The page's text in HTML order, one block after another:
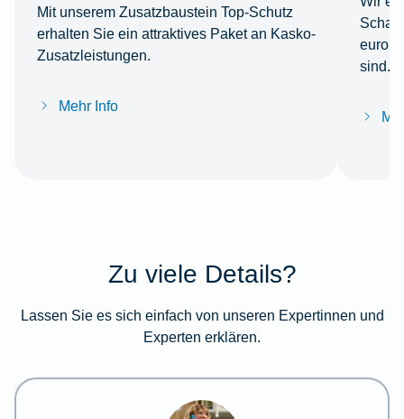
Mit unserem Zusatzbaustein Top-Schutz
erhalten Sie ein attraktives Paket an Kasko-
Zusatzleistungen.
Mehr Info
sind.
Zu viele Details?
Lassen Sie es sich einfach von unseren Expertinnen und
Experten erklären.